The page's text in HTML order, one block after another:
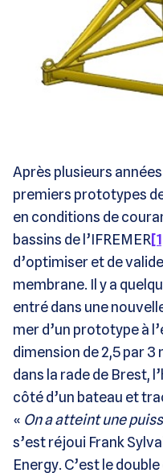
Après plusieurs
premiers prototypes
en conditions de
bassins de l’IFREMER
d’optimiser et de
membrane. Il y a
entré dans une
mer d’un prototype à
dimension de 2,5 par
dans la rade de Brest,
côté d’un bateau et
« On a atteint une
s’est réjoui Frank
Energy. C’est le